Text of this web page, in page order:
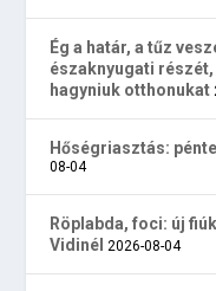
Ég a határ, a tűz
északnyugati
hagyniuk otthonukat
Hőségriasztás:
08-04
Röplabda, foci: új
Vidinél 2026-08-04